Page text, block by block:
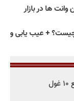
معرفی 25 تا از برترین وانت ها در بازار
+ عیب یابی و
۳ خودروساز چینی برای نخستین بار وارد جمع ۱۰ غول